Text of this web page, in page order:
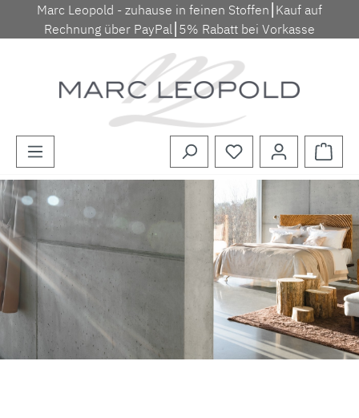
Zum Hauptinhalt springen
Marc Leopold - zuhause in feinen Stoffen⎮Kauf auf
Rechnung über PayPal⎮5% Rabatt bei Vorkasse